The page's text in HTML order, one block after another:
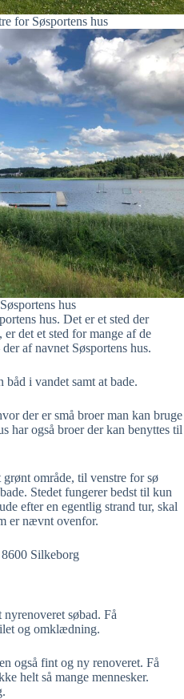
for Søsportens hus
hus
hus. Det er et sted der
det et sted for mange af de
af navnet Søsportens hus.
i vandet samt at bade.
der er små broer man kan bruge
har også broer der kan benyttes til
område, til venstre for sø
Stedet fungerer bedst til kun
efter en egentlig strand tur, skal
er nævnt ovenfor.
Silkeborg
søbad. Få
og omklædning.
også fint og ny renoveret. Få
helt så mange mennesker.